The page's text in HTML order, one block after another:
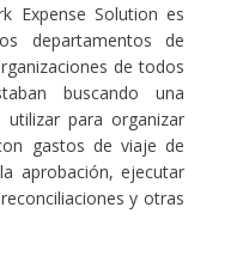
Expense Solution es
departamentos de
de todos
buscando una
para organizar
gastos de viaje de
aprobación, ejecutar
y otras